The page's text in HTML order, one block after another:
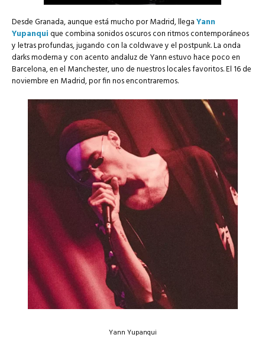
Desde Granada, aunque está mucho por Madrid, llegaYann
Yupanquique combina sonidos oscuros con ritmos contemporáneos
y letras profundas, jugando con la coldwave y el postpunk. La onda
darks moderna y con acento andaluz de Yann estuvo hace poco en
Barcelona, en el Manchester, uno de nuestros locales favoritos. El 16 de
noviembre en Madrid, por fin nos encontraremos.
Yann Yupanqui